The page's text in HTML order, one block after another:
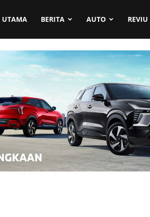
UTAMA BERITA AUTO REVIU